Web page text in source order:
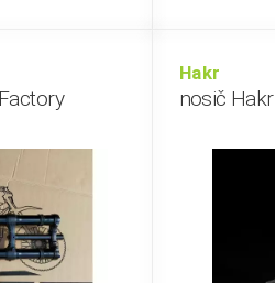
Hakr
nosič Hakr